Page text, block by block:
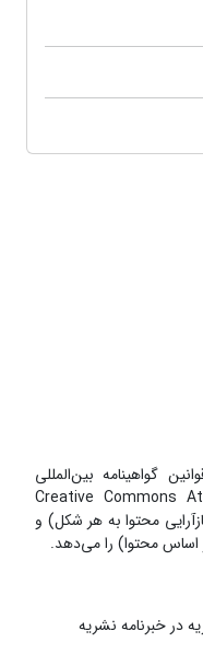
گواهینامه بین‌المللی
Creative Commons
محتوا به هر شکل) و
اساس محتوا) را می‌دهد.
در خبرنامه نشریه